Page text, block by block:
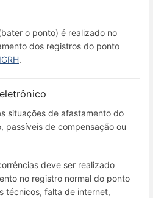
o ponto) é realizado no
dos registros do ponto
.
situações de afastamento do
passíveis de compensação ou
deve ser realizado
no registro normal do ponto
técnicos, falta de internet,